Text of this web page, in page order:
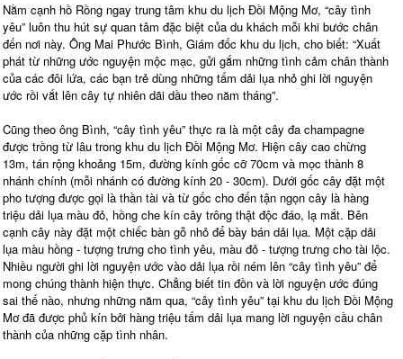
Nằm cạnh hồ Rồng ngay trung tâm khu du lịch Đồi Mộng Mơ, “cây tình
yêu” luôn thu hút sự quan tâm đặc biệt của du khách mỗi khi bước chân
đến nơi này. Ông Mai Phước Bình, Giám đốc khu du lịch, cho biết: “Xuất
phát từ những ước nguyện mộc mạc, gửi gắm những tình cảm chân thành
của các đôi lứa, các bạn trẻ dùng những tấm dải lụa nhỏ ghi lời nguyện
ước rồi vắt lên cây tự nhiên dãi dầu theo năm tháng”.
Cũng theo ông Bình, “cây tình yêu” thực ra là một cây đa champagne
được trồng từ lâu trong khu du lịch Đồi Mộng Mơ. Hiện cây cao chừng
13m, tán rộng khoảng 15m, đường kính gốc cỡ 70cm và mọc thành 8
nhánh chính (mỗi nhánh có đường kính 20 - 30cm). Dưới gốc cây đặt một
pho tượng được gọi là thần tài và từ gốc cho đến tận ngọn cây là hàng
triệu dải lụa màu đỏ, hồng che kín cây trông thật độc đáo, lạ mắt. Bên
cạnh cây này đặt một chiếc bàn gỗ nhỏ để bày bán dải lụa. Một cặp dải
lụa màu hồng - tượng trưng cho tình yêu, màu đỏ - tượng trưng cho tài lộc.
Nhiều người ghi lời nguyện ước vào dải lụa rồi ném lên “cây tình yêu” để
mong chúng thành hiện thực. Chẳng biết tin đồn và lời nguyện ước đúng
sai thế nào, nhưng những năm qua, “cây tình yêu” tại khu du lịch Đồi Mộng
Mơ đã được phủ kín bởi hàng triệu tấm dải lụa mang lời nguyện cầu chân
thành của những cặp tình nhân.